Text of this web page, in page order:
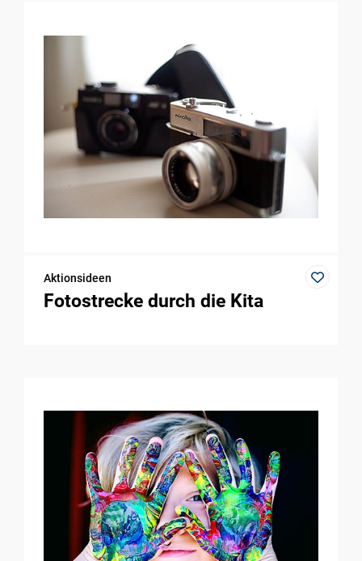
Aktionsideen
Fotostrecke durch die Kita